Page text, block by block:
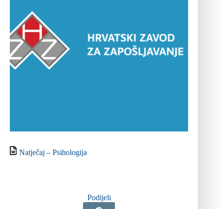
Natječaj – Psihologija
Podijeli